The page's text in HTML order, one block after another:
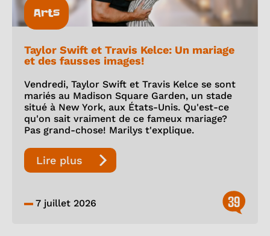
Arts
Taylor Swift et Travis Kelce: Un mariage
et des fausses images!
Vendredi, Taylor Swift et Travis Kelce se sont
mariés au Madison Square Garden, un stade
situé à New York, aux États-Unis. Qu'est-ce
qu'on sait vraiment de ce fameux mariage?
Pas grand-chose! Marilys t'explique.
Lire plus
7 juillet 2026 39